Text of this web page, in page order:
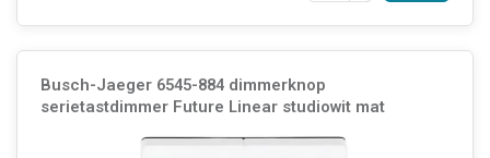
Busch-Jaeger 6545-884 dimmerknop
serietastdimmer Future Linear studiowit mat